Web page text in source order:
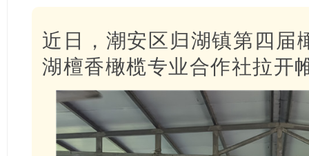
近日，潮安区归湖镇第四届
湖檀香橄榄专业合作社拉开